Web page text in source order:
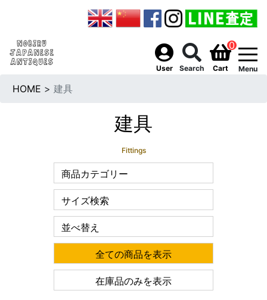
User Search
0
Cart Menu
HOME > 建具
建具
Fittings
商品カテゴリー
サイズ検索
並べ替え
全ての商品を表示
在庫品のみを表示